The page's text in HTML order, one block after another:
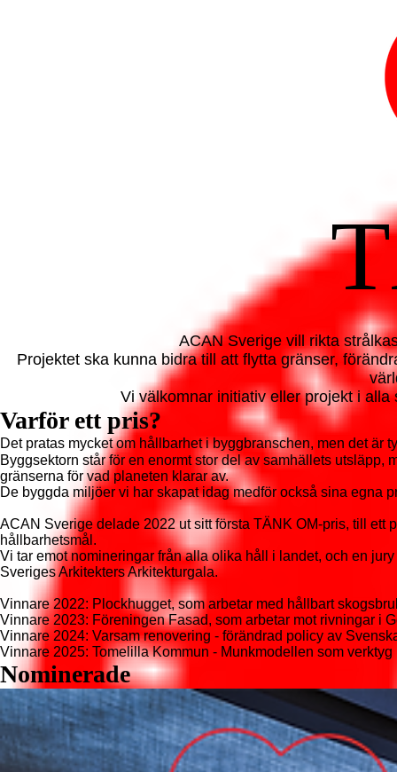
ACAN Sverige vill rikta
Projektet ska kunna bidra till att flytta gränser,
Vi välkomnar initiativ eller projekt i
Varför ett pris?
Det pratas mycket om hållbarhet i byggbranschen, men det
Byggsektorn står för en enormt stor del av samhällets
gränserna för vad planeten klarar av.
De byggda miljöer vi har skapat idag medför också sina egna
ACAN Sverige delade 2022 ut sitt första TÄNK OM-pris, till ett
hållbarhetsmål.
Vi tar emot nomineringar från alla olika håll i landet, och en
Sveriges Arkitekters Arkitekturgala.
Vinnare 2022: Plockhugget, som arbetar med hållbart
Vinnare 2023: Föreningen Fasad, som arbetar mot rivningar i
Vinnare 2024: Varsam renovering - förändrad policy av
Vinnare 2025: Tomelilla Kommun - Munkmodellen som verktyg
Nominerade